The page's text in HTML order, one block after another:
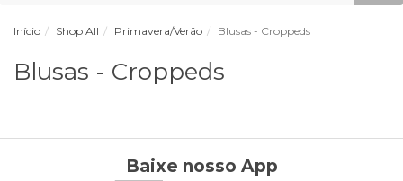
Início Shop All Primavera/Verão Blusas - Croppeds
Blusas - Croppeds
Baixe nosso App